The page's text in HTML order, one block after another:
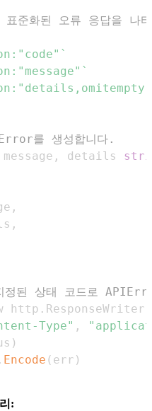
화된 오류 응답을 나
를 생성합니다.
message , details
,
,
된 상태 코드로
http . ResponseWriter
Type" ,
)
. Encode ( err )
: